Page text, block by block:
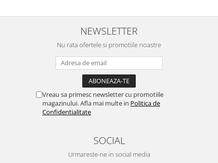
Aere conditionate
Echipamente pt incalzire
Paturi electrice cu incalzire
Sobe pe lemne
Umidificatoare
NEWSLETTER
Nu rata ofertele si promotiile noastre
Vreau sa primesc newsletter cu promotiile
magazinului. Afla mai multe in Politica de
Confidentialitate
SOCIAL
Urmareste-ne in social media